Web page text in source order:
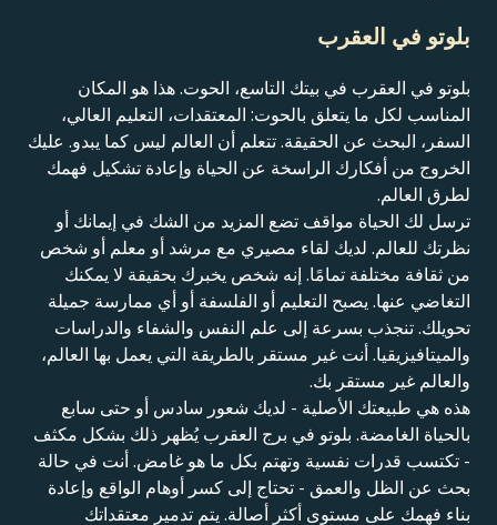
بلوتو في العقرب
بلوتو في العقرب في بيتك التاسع، الحوت. هذا هو المكان
المناسب لكل ما يتعلق بالحوت: المعتقدات، التعليم العالي،
السفر، البحث عن الحقيقة. تتعلم أن العالم ليس كما يبدو. عليك
الخروج من أفكارك الراسخة عن الحياة وإعادة تشكيل فهمك
لطرق العالم.
ترسل لك الحياة مواقف تضع المزيد من الشك في إيمانك أو
نظرتك للعالم. لديك لقاء مصيري مع مرشد أو معلم أو شخص
من ثقافة مختلفة تمامًا. إنه شخص يخبرك بحقيقة لا يمكنك
التغاضي عنها. يصبح التعليم أو الفلسفة أو أي ممارسة جميلة
تحويلك. تنجذب بسرعة إلى علم النفس والشفاء والدراسات
والميتافيزيقيا. أنت غير مستقر بالطريقة التي يعمل بها العالم،
والعالم غير مستقر بك.
هذه هي طبيعتك الأصلية - لديك شعور سادس أو حتى سابع
بالحياة الغامضة. بلوتو في برج العقرب يُظهر ذلك بشكل مكثف
- تكتسب قدرات نفسية وتهتم بكل ما هو غامض. أنت في حالة
بحث عن الظل والعمق - تحتاج إلى كسر أوهام الواقع وإعادة
بناء فهمك على مستوى أكثر أصالة. يتم تدمير معتقداتك